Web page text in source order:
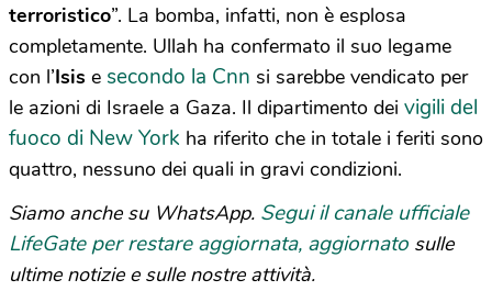
terroristico”. La bomba, infatti, non è esplosa
completamente. Ullah ha confermato il suo legame
con l’Isis e secondo la Cnn si sarebbe vendicato per
le azioni di Israele a Gaza. Il dipartimento dei vigili del
fuoco di New York ha riferito che in totale i feriti sono
quattro, nessuno dei quali in gravi condizioni.
Siamo anche su WhatsApp. Segui il canale ufficiale
LifeGate per restare aggiornata, aggiornato sulle
ultime notizie e sulle nostre attività.